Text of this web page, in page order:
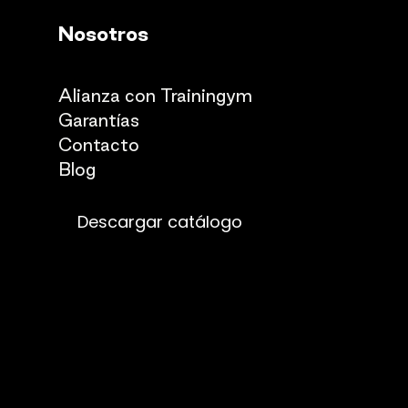
Nosotros
Alianza con Trainingym
Garantías
Con​tacto
Blog​​
Descargar catálogo